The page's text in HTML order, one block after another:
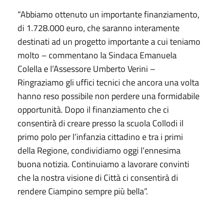
“Abbiamo ottenuto un importante finanziamento,
di 1.728.000 euro, che saranno interamente
destinati ad un progetto importante a cui teniamo
molto – commentano la Sindaca Emanuela
Colella e l’Assessore Umberto Verini –
Ringraziamo gli uffici tecnici che ancora una volta
hanno reso possibile non perdere una formidabile
opportunità. Dopo il finanziamento che ci
consentirà di creare presso la scuola Collodi il
primo polo per l’infanzia cittadino e tra i primi
della Regione, condividiamo oggi l’ennesima
buona notizia. Continuiamo a lavorare convinti
che la nostra visione di Città ci consentirà di
rendere Ciampino sempre più bella”.